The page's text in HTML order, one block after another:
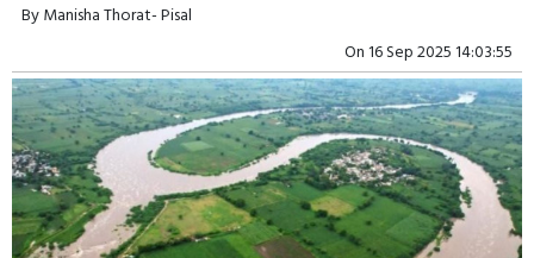
ByManisha Thorat- Pisal
On16 Sep 2025 14:03:55